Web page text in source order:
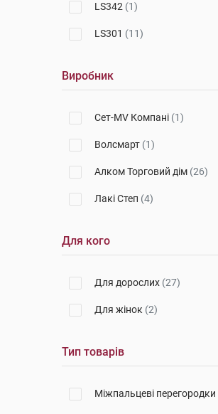
LS342 (1)
LS301 (11)
Виробник
Сет-MV Компані (1)
Волсмарт (1)
Алком Торговий дім (26)
Лакі Степ (4)
Для кого
Для дорослих (27)
Для жінок (2)
Тип товарів
Міжпальцеві перегородки